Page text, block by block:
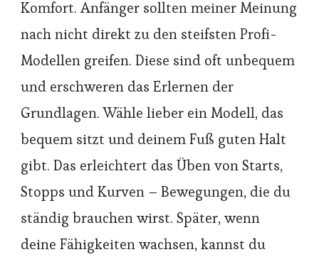
Komfort. Anfänger sollten meiner Meinung
nach nicht direkt zu den steifsten Profi-
Modellen greifen. Diese sind oft unbequem
und erschweren das Erlernen der
Grundlagen. Wähle lieber ein Modell, das
bequem sitzt und deinem Fuß guten Halt
gibt. Das erleichtert das Üben von Starts,
Stopps und Kurven – Bewegungen, die du
ständig brauchen wirst. Später, wenn
deine Fähigkeiten wachsen, kannst du